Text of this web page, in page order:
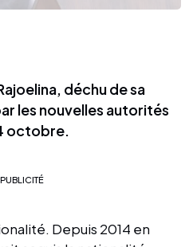
déchu de sa
les nouvelles autorités
octobre.
PUBLICITÉ
Depuis 2014 en